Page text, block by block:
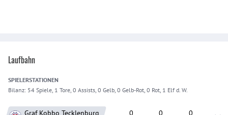
Laufbahn
SPIELERSTATIONEN
Bilanz: 54 Spiele, 1 Tore, 0 Assists, 0 Gelb, 0 Gelb-Rot, 0 Rot, 1 Elf d. W.
Graf Kobbo Tecklenburg 0 0 0